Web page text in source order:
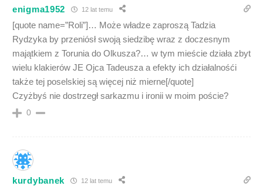
enigma1952 12 lat temu
[quote name=”Roli”]… Może władze zaproszą Tadzia
Rydzyka by przeniósł swoją siedzibę wraz z doczesnym
majątkiem z Torunia do Olkusza?… w tym mieście działa zbyt
wielu klakierów JE Ojca Tadeusza a efekty ich działalnośći
także tej poselskiej są więcej niż mierne[/quote]
Czyżbyś nie dostrzegł sarkazmu i ironii w moim poście?
0
kurdybanek 12 lat temu